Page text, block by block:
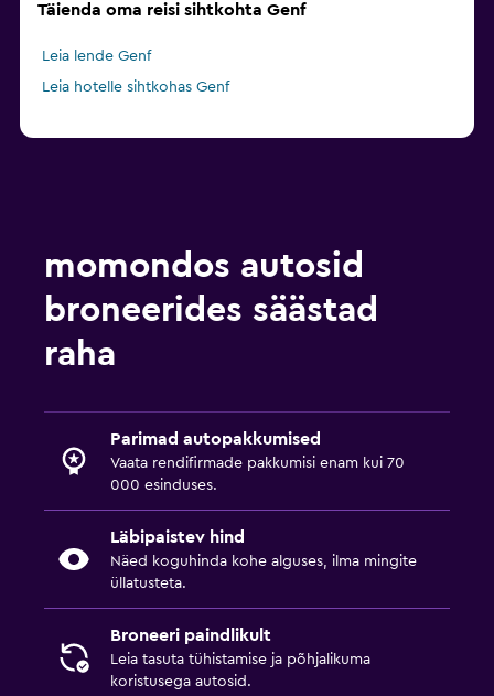
Täienda oma reisi sihtkohta Genf
Leia lende Genf
Leia hotelle sihtkohas Genf
momondos autosid
broneerides säästad
raha
Parimad autopakkumised
Vaata rendifirmade pakkumisi enam kui 70
000 esinduses.
Läbipaistev hind
Näed koguhinda kohe alguses, ilma mingite
üllatusteta.
Broneeri paindlikult
Leia tasuta tühistamise ja põhjalikuma
koristusega autosid.